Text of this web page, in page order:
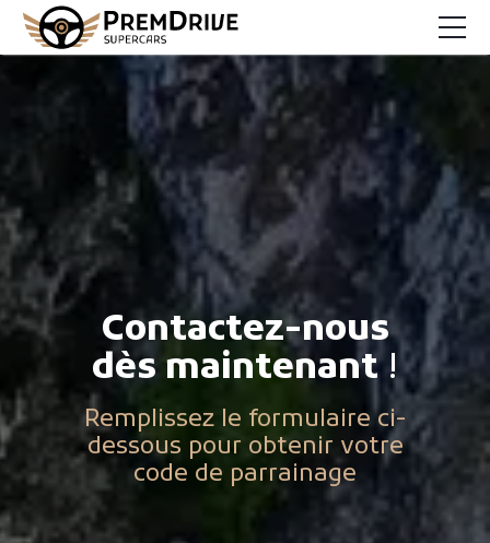
Contactez-nous
dès maintenant!
Remplissez le formulaire ci-
dessous pour obtenir votre
code de parrainage
Rallyes supercars
Rallyes collection
Raids off-road
Philosophie
Presse
CONTACT
Élément
de
Élément
de
Élément
de
menu
Élément
de
menu
Élément
de
menu